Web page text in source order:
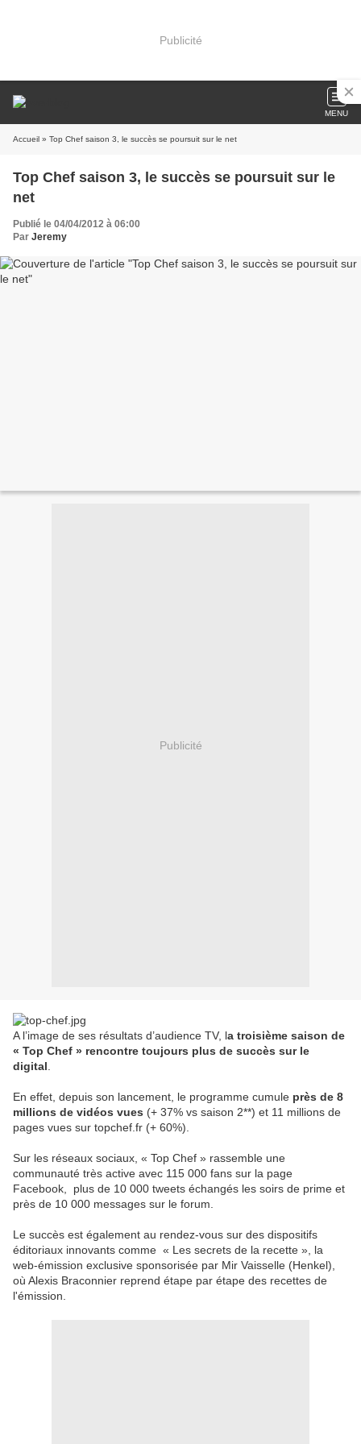
Publicité
MENU
Accueil » Top Chef saison 3, le succès se poursuit sur le net
Top Chef saison 3, le succès se poursuit sur le
net
Publié le 04/04/2012 à 06:00
Par Jeremy
Publicité
A l’image de ses résultats d’audience TV, la troisième saison de
« Top Chef » rencontre toujours plus de succès sur le
digital
En effet, depuis son lancement, le programme cumule près de 8
millions de vidéos vues (+ 37% vs saison 2**) et 11 millions de
pages vues sur topchef.fr (+ 60%).
Sur les réseaux sociaux, « Top Chef » rassemble une
communauté très active avec 115 000 fans sur la page
Facebook, plus de 10 000 tweets échangés les soirs de prime et
près de 10 000 messages sur le forum.
Le succès est également au rendez-vous sur des dispositifs
éditoriaux innovants comme « Les secrets de la recette », la
web-émission exclusive sponsorisée par Mir Vaisselle (Henkel),
où Alexis Braconnier reprend étape par étape des recettes de
l'émission.